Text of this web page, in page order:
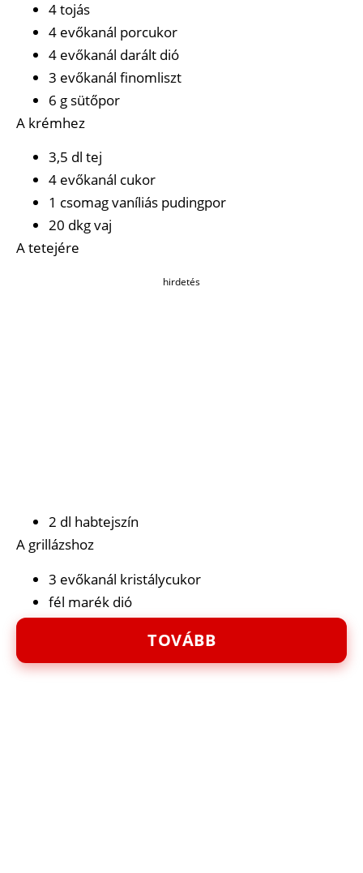
4 tojás
4 evőkanál porcukor
4 evőkanál darált dió
3 evőkanál finomliszt
6 g sütőpor
A krémhez
3,5 dl tej
4 evőkanál cukor
1 csomag vaníliás pudingpor
20 dkg vaj
A tetejére
hirdetés
2 dl habtejszín
A grillázshoz
3 evőkanál kristálycukor
fél marék dió
TOVÁBB